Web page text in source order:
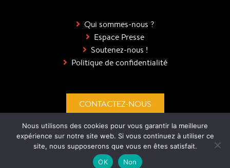
Qui sommes-nous ?
Espace Presse
Soutenez-nous !
Politique de confidentialité
CONTACTEZ-NOUS
DEVENEZ BÉNÉVOLES !
Nous utilisons des cookies pour vous garantir la meilleure
expérience sur notre site web. Si vous continuez à utiliser ce
site, nous supposerons que vous en êtes satisfait.
OK
Non